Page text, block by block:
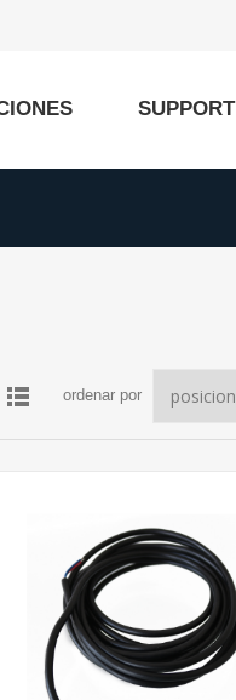
SUPPORT
ordenar por